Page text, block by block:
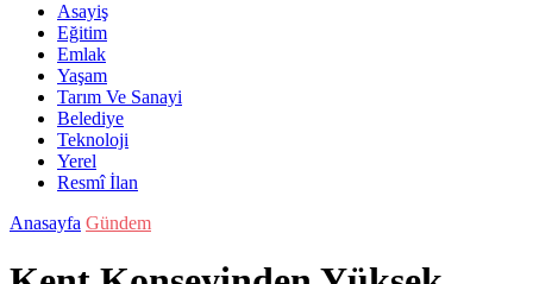
Asayiş
Eğitim
Emlak
Yaşam
Tarım Ve Sanayi
Belediye
Teknoloji
Yerel
Resmî İlan
Anasayfa Gündem